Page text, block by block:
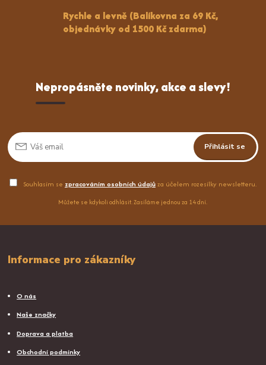
Rychle a levně (Balíkovna za 69 Kč,
objednávky od 1500 Kč zdarma)
Nepropásněte novinky, akce a slevy!
Přihlásit se
Souhlasím se zpracováním osobních údajůza účelem rozesílky newsletteru.
Můžete se kdykoli odhlásit. Zasíláme jednou za 14 dní.
Informace pro zákazníky
O nás
Naše značky
Doprava a platba
Obchodní podmínky